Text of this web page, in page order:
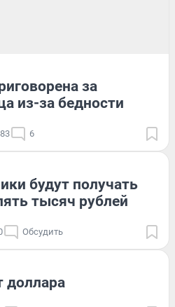
за
из-за бедности
6
будут получать
тысяч рублей
Обсудить
доллара